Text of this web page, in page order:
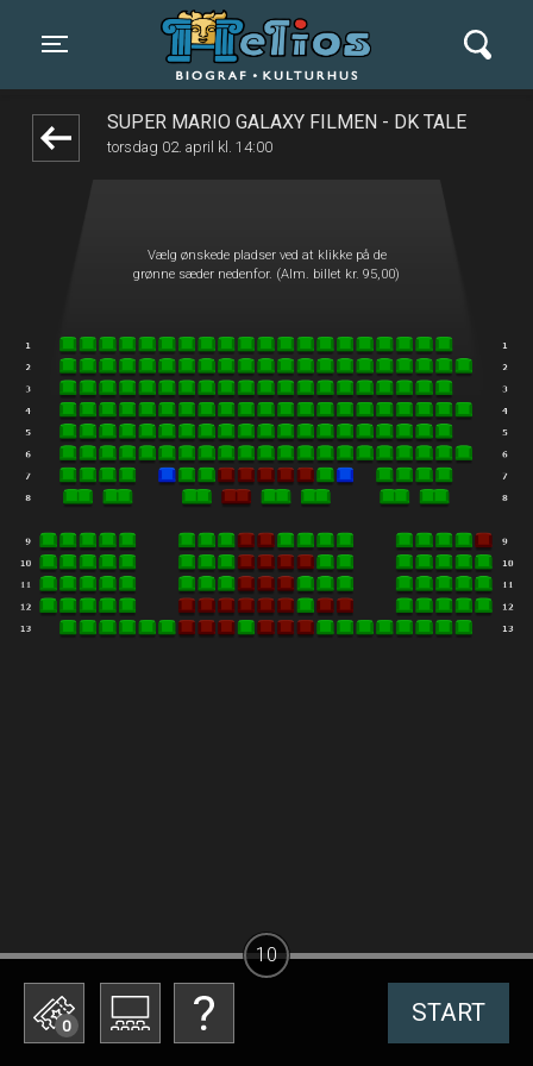
Toggle navigation
Helios Biograf og Kulturhus
SUPER MARIO GALAXY FILMEN - DK TALE
torsdag 02. april kl. 14:00
Vælg ønskede pladser ved at klikke på de
grønne sæder nedenfor. (Alm. billet kr. 95,00)
0 START
10
1step-front02 090532